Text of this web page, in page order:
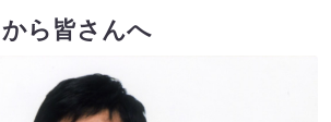
ら皆さんへ